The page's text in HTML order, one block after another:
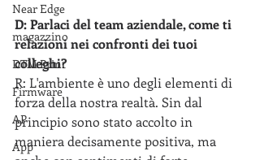
Near Edge
magazzino
DTM Print
Firmware
AP
App
D: Parlaci del team aziendale, come ti
relazioni nei confronti dei tuoi
colleghi?
R: L'ambiente è uno degli elementi di
forza della nostra realtà. Sin dal
principio sono stato accolto in
maniera decisamente positiva, ma